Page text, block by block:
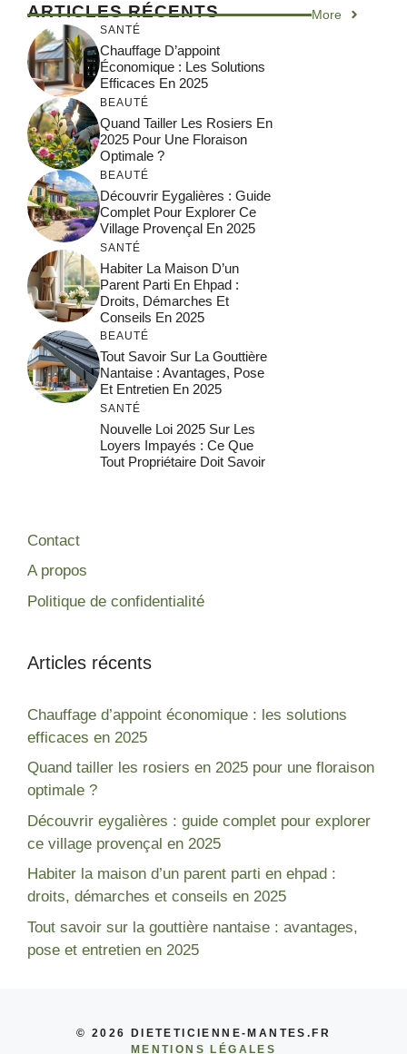
ARTICLES RÉCENTS More
SANTÉ
Chauffage D’appoint
Économique : Les Solutions
Efficaces En 2025
BEAUTÉ
Quand Tailler Les Rosiers En
2025 Pour Une Floraison
Optimale ?
BEAUTÉ
Découvrir Eygalières : Guide
Complet Pour Explorer Ce
Village Provençal En 2025
SANTÉ
Habiter La Maison D’un
Parent Parti En Ehpad :
Droits, Démarches Et
Conseils En 2025
BEAUTÉ
Tout Savoir Sur La Gouttière
Nantaise : Avantages, Pose
Et Entretien En 2025
SANTÉ
Nouvelle Loi 2025 Sur Les
Loyers Impayés : Ce Que
Tout Propriétaire Doit Savoir
Contact
A propos
Politique de confidentialité
Articles récents
Chauffage d’appoint économique : les solutions
efficaces en 2025
Quand tailler les rosiers en 2025 pour une floraison
optimale ?
Découvrir eygalières : guide complet pour explorer
ce village provençal en 2025
Habiter la maison d’un parent parti en ehpad :
droits, démarches et conseils en 2025
Tout savoir sur la gouttière nantaise : avantages,
pose et entretien en 2025
© 2026 DIETETICIENNE-MANTES.FR
MENTIONS LÉGALES